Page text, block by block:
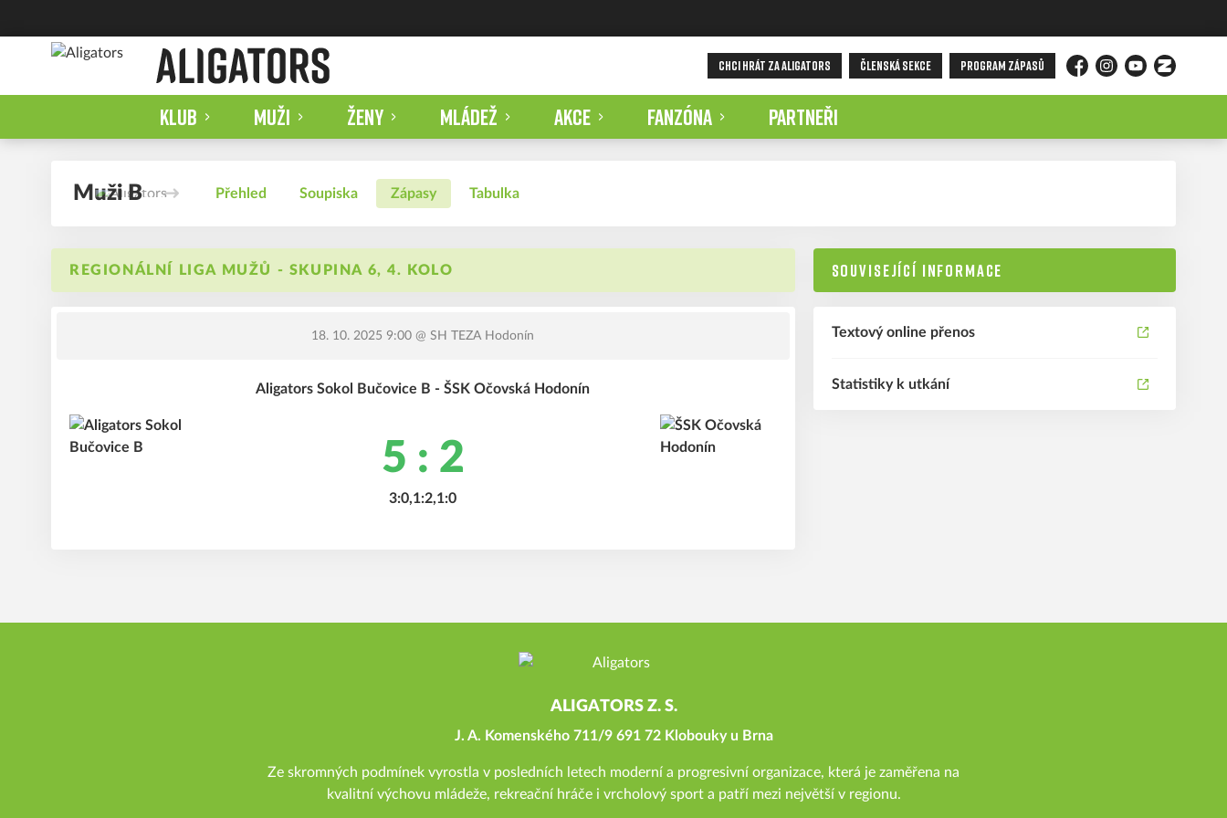
CHCI HRÁT ZA ALIGATORS ČLENSKÁ SEKCE PROGRAM ZÁPASŮ
FacebookInstagramYouTubeZonerama
KLUB MUŽI ŽENY MLÁDEŽ AKCE FANZÓNA PARTNEŘI
Muži B Přehled Soupiska Zápasy Tabulka
REGIONÁLNÍ LIGA MUŽŮ - SKUPINA 6, 4. KOLO
18. 10. 2025 9:00 @ SH TEZA Hodonín
Aligators Sokol Bučovice B - ŠSK Očovská Hodonín
5 : 2
3:0,1:2,1:0
SOUVISEJÍCÍ INFORMACE
Textový online přenos
Statistiky k utkání
ALIGATORS Z. S.
J. A. Komenského 711/9 691 72 Klobouky u Brna
Ze skromných podmínek vyrostla v posledních letech moderní a progresivní organizace, která je zaměřena na
kvalitní výchovu mládeže, rekreační hráče i vrcholový sport a patří mezi největší v regionu.